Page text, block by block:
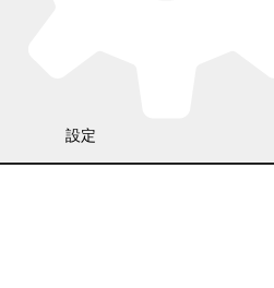
設定
日の午前8時45分から午後5時30分ま